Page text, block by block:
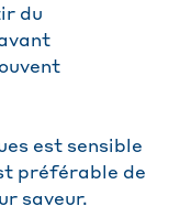
du
est sensible
préférable de
saveur.